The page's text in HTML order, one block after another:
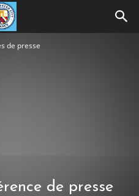
de presse
de presse